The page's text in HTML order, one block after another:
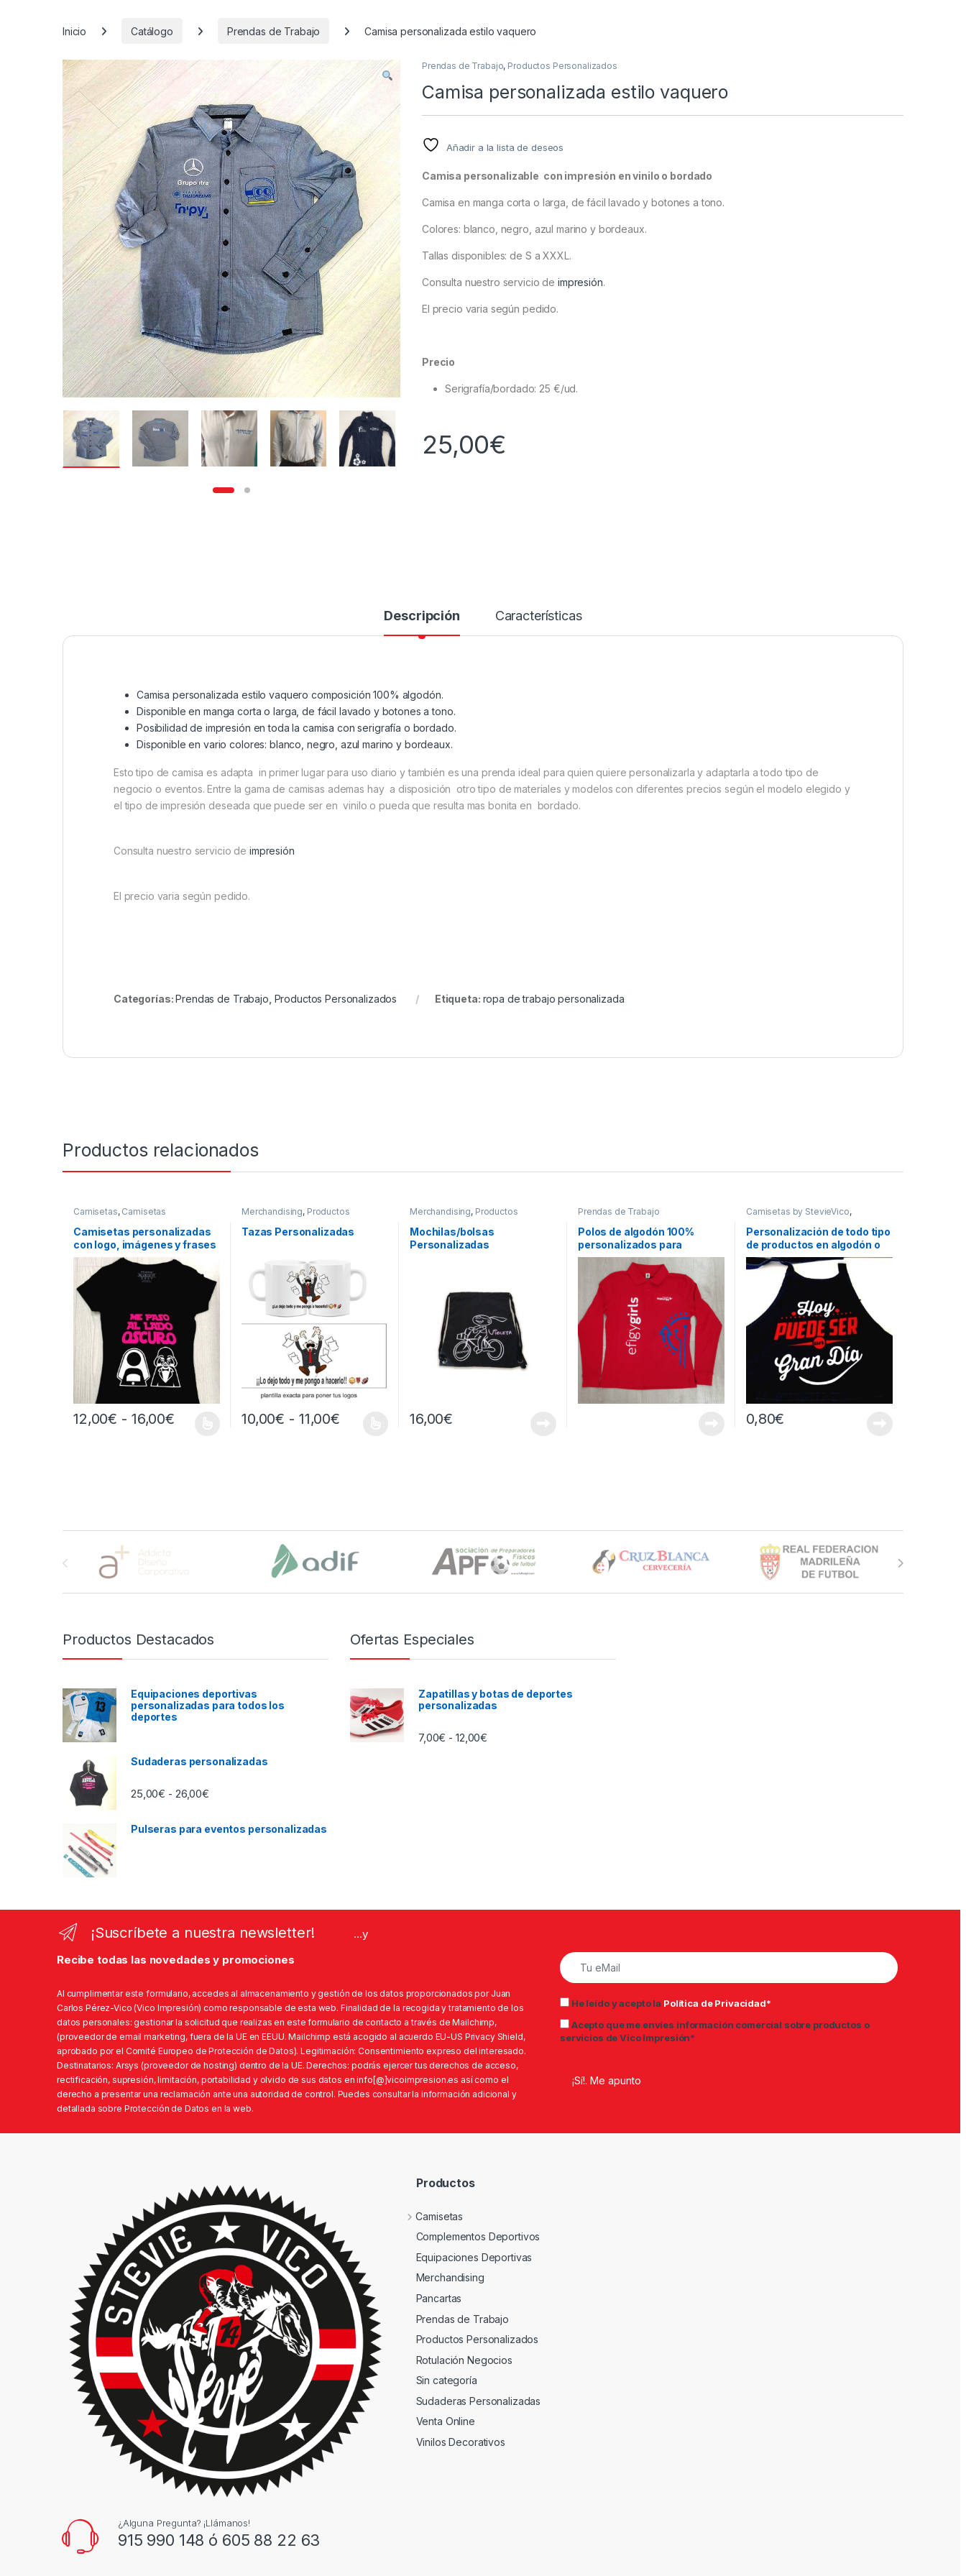
Inicio Catálogo Prendas de Trabajo Camisa personalizada estilo vaquero
Prendas de Trabajo, Productos Personalizados
Camisa personalizada estilo vaquero
Añadir a la lista de deseos
Camisa personalizable con impresión en vinilo o bordado
Camisa en manga corta o larga, de fácil lavado y botones a tono.
Colores: blanco, negro, azul marino y bordeaux.
Tallas disponibles: de S a XXXL.
Consulta nuestro servicio de impresión.
El precio varia según pedido.
Precio
Serigrafía/bordado: 25 €/ud.
25,00€
Descripción Características
Camisa personalizada estilo vaquero composición 100% algodón.
Disponible en manga corta o larga, de fácil lavado y botones a tono.
Posibilidad de impresión en toda la camisa con serigrafía o bordado.
Disponible en vario colores: blanco, negro, azul marino y bordeaux.
Esto tipo de camisa es adapta in primer lugar para uso diario y también es una prenda ideal para quien quiere personalizarla y adaptarla a todo tipo de
negocio o eventos. Entre la gama de camisas ademas hay a disposición otro tipo de materiales y modelos con diferentes precios según el modelo elegido y
el tipo de impresión deseada que puede ser en vinilo o pueda que resulta mas bonita en bordado.
Consulta nuestro servicio de impresión
El precio varia según pedido.
Categorías:Prendas de Trabajo Productos Personalizados Etiqueta: ropa de trabajo personalizada
Productos relacionados
Camisetas, Camisetas
Personalizados,Venta Online
Camisetas personalizadas
con logo, imágenes y frases
12,00€ - 16,00€Rango de precios: desde 12,00€ hasta 16,00€
Merchandising, Productos
Personalizados
Tazas Personalizadas
10,00€ - 11,00€Rango de precios: desde 10,00€ hasta 11,00€
Merchandising, Productos
Personalizados
Mochilas/bolsas
Personalizadas
16,00€
Prendas de Trabajo
Polos de algodón 100%
personalizados para
empresa eléctrica
Camisetas by StevieVico,
Camisetas Personalizadas
Productos Personalizados
Personalización de todo tipo
de productos en algodón o
poliester
0,80€
Brands Carousel
Productos Destacados
Equipaciones deportivas
personalizadas para todos los
deportes
Sudaderas personalizadas
25,00€ - 26,00€
Pulseras para eventos personalizadas
Ofertas Especiales
Zapatillas y botas de deportes
personalizadas
7,00€ - 12,00€
¡Suscríbete a nuestra newsletter!
...y
Recibe todas las novedades y promociones
Al cumplimentar este formulario, accedes al almacenamiento y gestión de los datos proporcionados por Juan
Carlos Pérez-Vico (Vico Impresión) como responsable de esta web. Finalidad de la recogida y tratamiento de los
datos personales: gestionar la solicitud que realizas en este formulario de contacto a través de Mailchimp,
(proveedor de email marketing, fuera de la UE en EEUU. Mailchimp está acogido al acuerdo EU-US Privacy Shield,
aprobado por el Comité Europeo de Protección de Datos). Legitimación: Consentimiento expreso del interesado.
Destinatarios: Arsys (proveedor de hosting) dentro de la UE. Derechos: podrás ejercer tus derechos de acceso,
rectificación, supresión, limitación, portabilidad y olvido de sus datos en info[@]vicoimpresion.es así como el
derecho a presentar una reclamación ante una autoridad de control. Puedes consultar la información adicional y
detallada sobre Protección de Datos en la web.
He leído y acepto la Política de Privacidad*
Acepto que me envíes información comercial sobre productos o
servicios de Vico Impresión*
¿Alguna Pregunta? ¡Llámanos!
915 990 148 ó 605 88 22 63
Productos
Camisetas
Complementos Deportivos
Equipaciones Deportivas
Merchandising
Pancartas
Prendas de Trabajo
Productos Personalizados
Rotulación Negocios
Sin categoría
Sudaderas Personalizadas
Venta Online
Vinilos Decorativos